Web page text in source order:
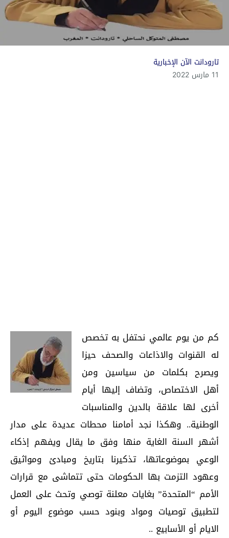
تارودانت الآن الإخبارية
11 مارس 2022
كم من يوم عالمي نحتفل به تخصص
له القنوات والاذاعات والصحف حيزا
ويصرح بكلمات من سياسين ومن
أهل الاختصاص، وتضاف إليها أيام
أخرى لها علاقة بالدين والمناسبات
الوطنية.. وهكذا نجد أمامنا محطات عديدة على مدار
أشهر السنة الغاية منها وفق ما يقال ويفهم إذكاء
الوعي بموضوعاتها، تذكيرنا بتاريخ ومبادئ ومواثيق
وعهود التزمت بها الحكومات حتى تتماشى مع قرارات
الأمم “المتحدة” بغايات معلنة توصي وتحث على العمل
لتطبيق توصيات ومواد وبنود حسب موضوع اليوم أو
الايام أو الأسابيع ..